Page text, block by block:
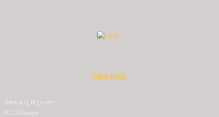
OM OSS
Ansvarig utgivare:
BG Nilensjö